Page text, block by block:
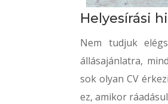
Helyesírási
Nem tudjuk
állásajánlatra,
sok olyan CV
ez, amikor